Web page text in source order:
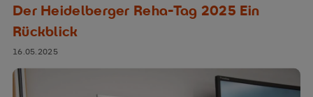
Der Heidelberger Reha-Tag 2025 Ein
Rückblick
16.05.2025